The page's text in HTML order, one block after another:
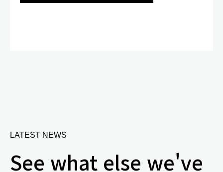
LATEST NEWS
See what else we've